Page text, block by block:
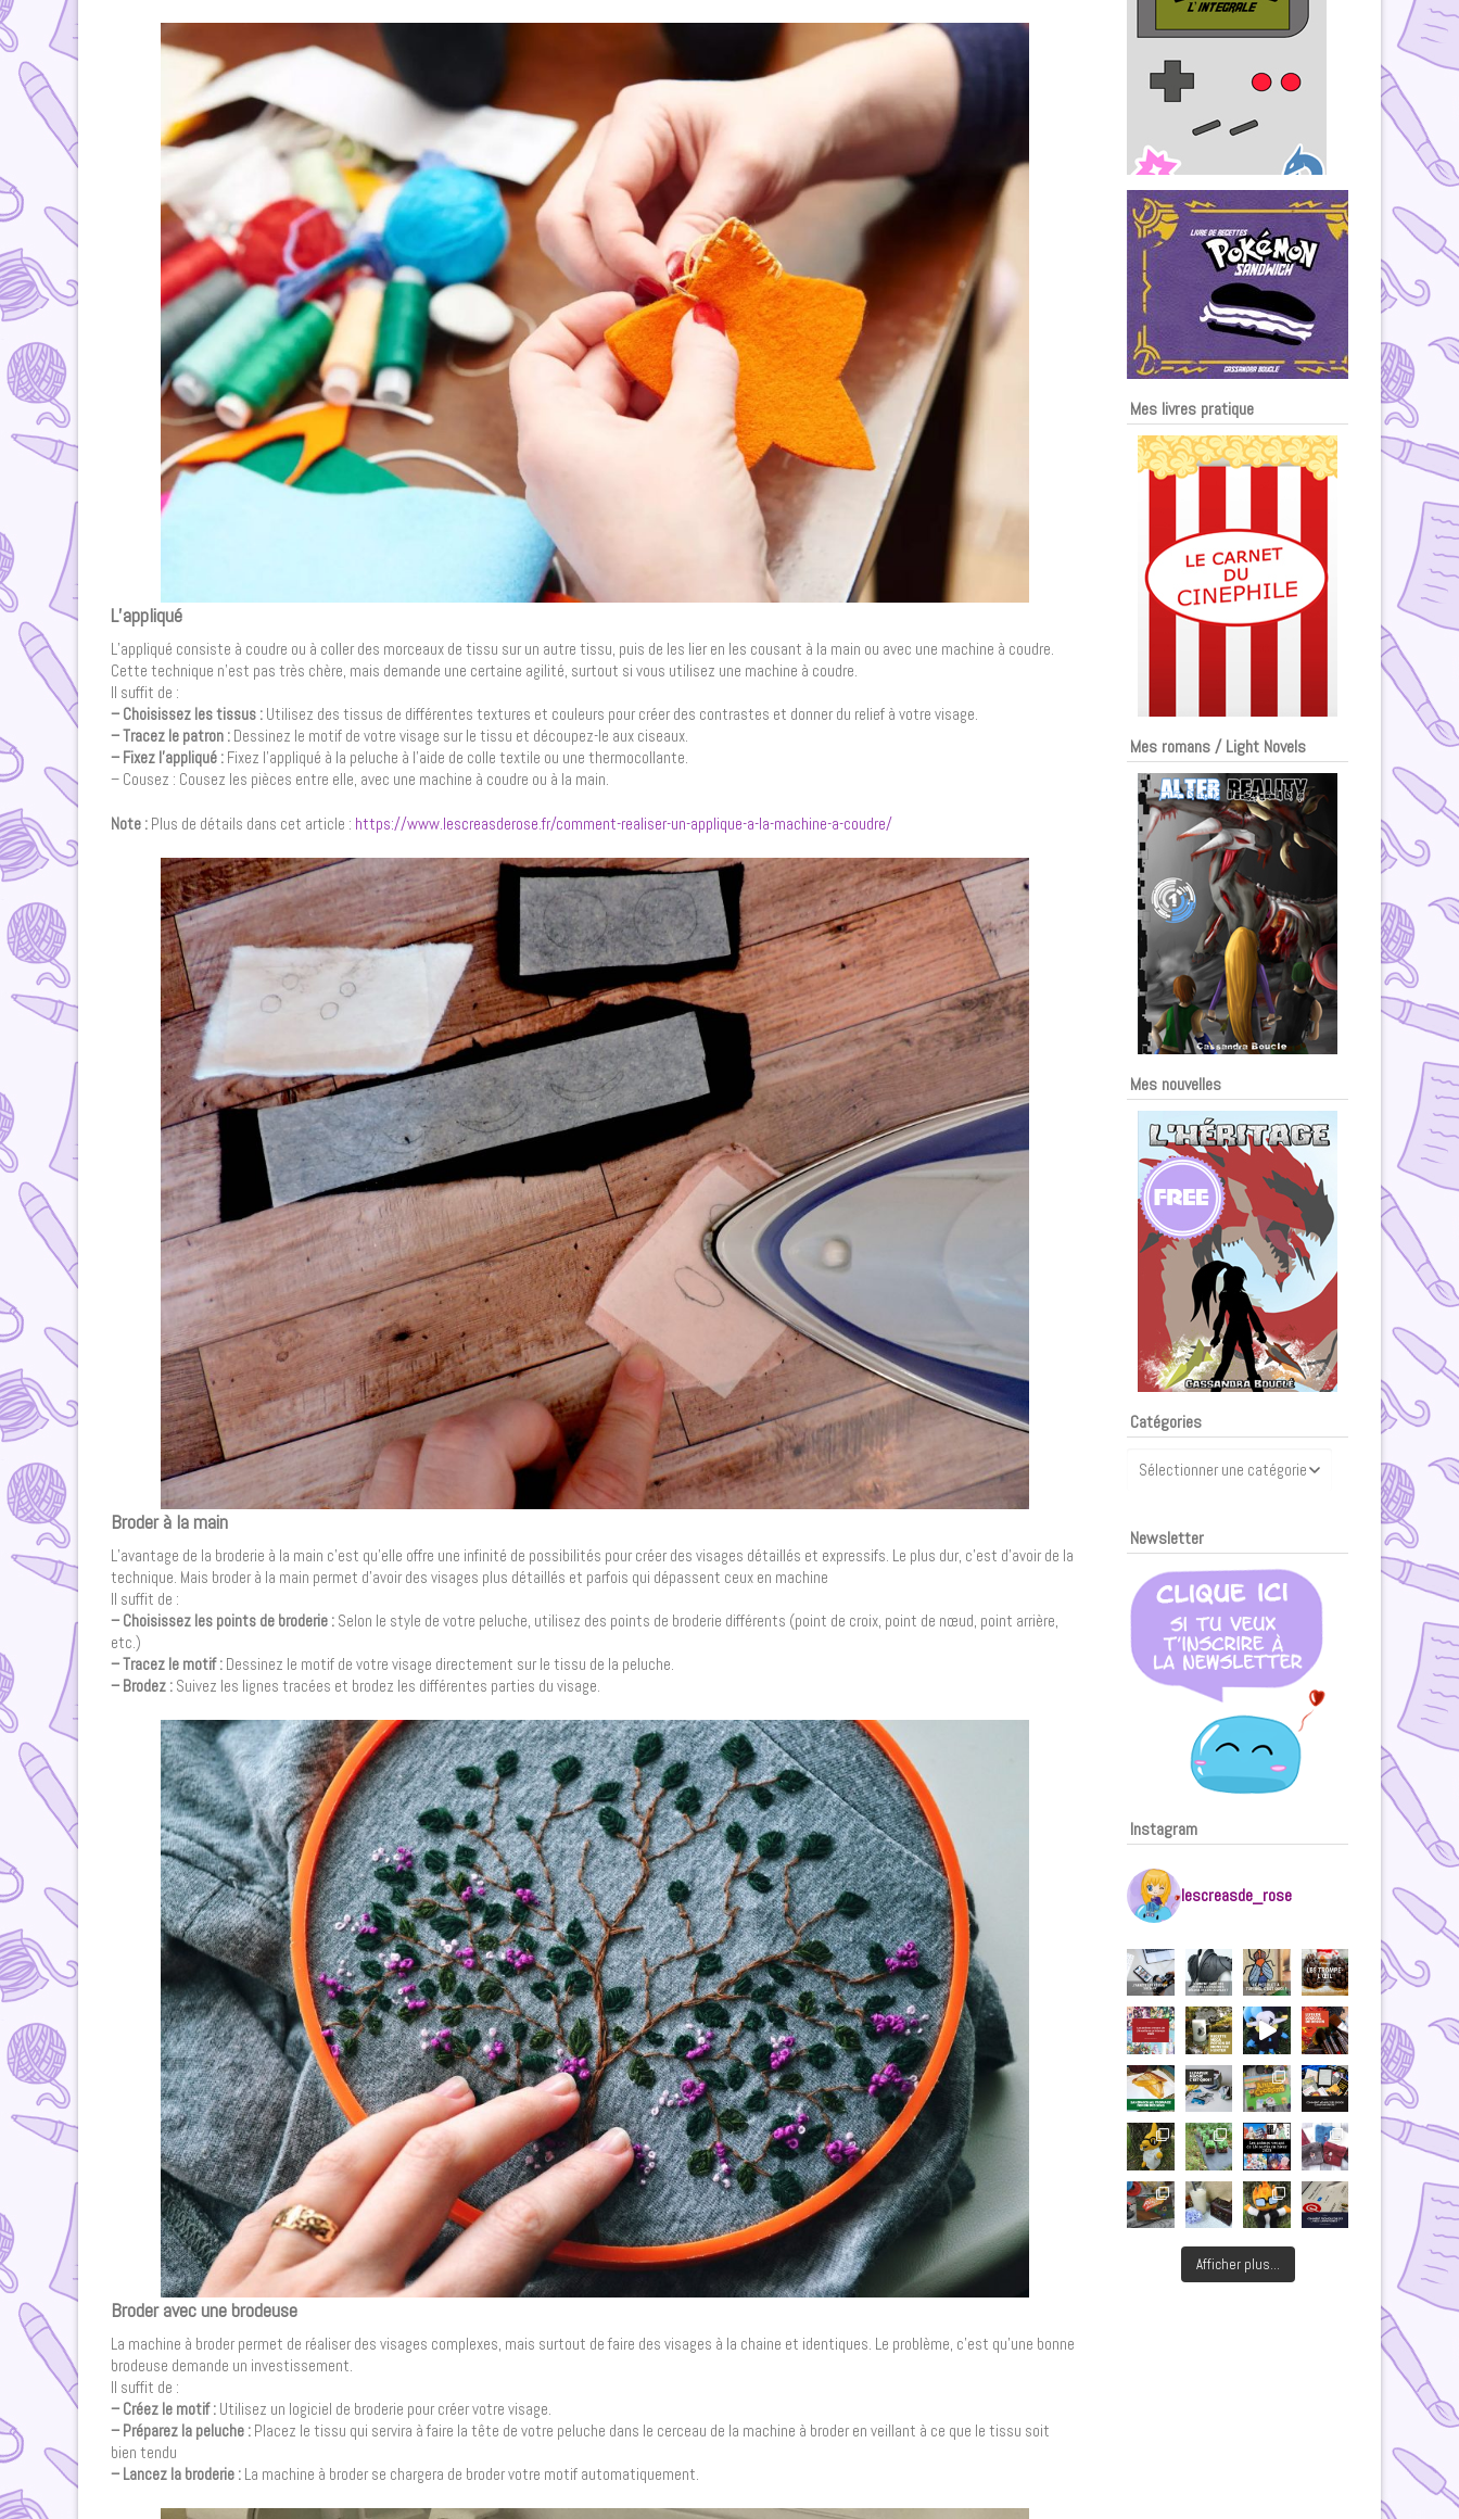
L’appliqué
L’appliqué consiste à coudre ou à coller des morceaux de tissu sur un autre tissu, puis de les lier en les cousant à la main ou avec une machine à coudre.
Cette technique n’est pas très chère, mais demande une certaine agilité, surtout si vous utilisez une machine à coudre.
Il suffit de :
– Choisissez les tissus : Utilisez des tissus de différentes textures et couleurs pour créer des contrastes et donner du relief à votre visage.
– Tracez le patron : Dessinez le motif de votre visage sur le tissu et découpez-le aux ciseaux.
– Fixez l’appliqué : Fixez l’appliqué à la peluche à l’aide de colle textile ou une thermocollante.
– Cousez : Cousez les pièces entre elle, avec une machine à coudre ou à la main.
Note : Plus de détails dans cet article : https://www.lescreasderose.fr/comment-realiser-un-applique-a-la-machine-a-coudre/
Broder à la main
L’avantage de la broderie à la main c’est qu’elle offre une infinité de possibilités pour créer des visages détaillés et expressifs. Le plus dur, c’est d’avoir de la
technique. Mais broder à la main permet d’avoir des visages plus détaillés et parfois qui dépassent ceux en machine
Il suffit de :
– Choisissez les points de broderie : Selon le style de votre peluche, utilisez des points de broderie différents (point de croix, point de nœud, point arrière,
etc.)
– Tracez le motif : Dessinez le motif de votre visage directement sur le tissu de la peluche.
– Brodez : Suivez les lignes tracées et brodez les différentes parties du visage.
Broder avec une brodeuse
La machine à broder permet de réaliser des visages complexes, mais surtout de faire des visages à la chaine et identiques. Le problème, c’est qu’une bonne
brodeuse demande un investissement.
Il suffit de :
– Créez le motif : Utilisez un logiciel de broderie pour créer votre visage.
– Préparez la peluche : Placez le tissu qui servira à faire la tête de votre peluche dans le cerceau de la machine à broder en veillant à ce que le tissu soit
bien tendu
– Lancez la broderie : La machine à broder se chargera de broder votre motif automatiquement.
Mes livres pratique
Mes romans / Light Novels
Mes nouvelles
Catégories
Newsletter
Instagram
lescreasde_rose
Afficher plus...